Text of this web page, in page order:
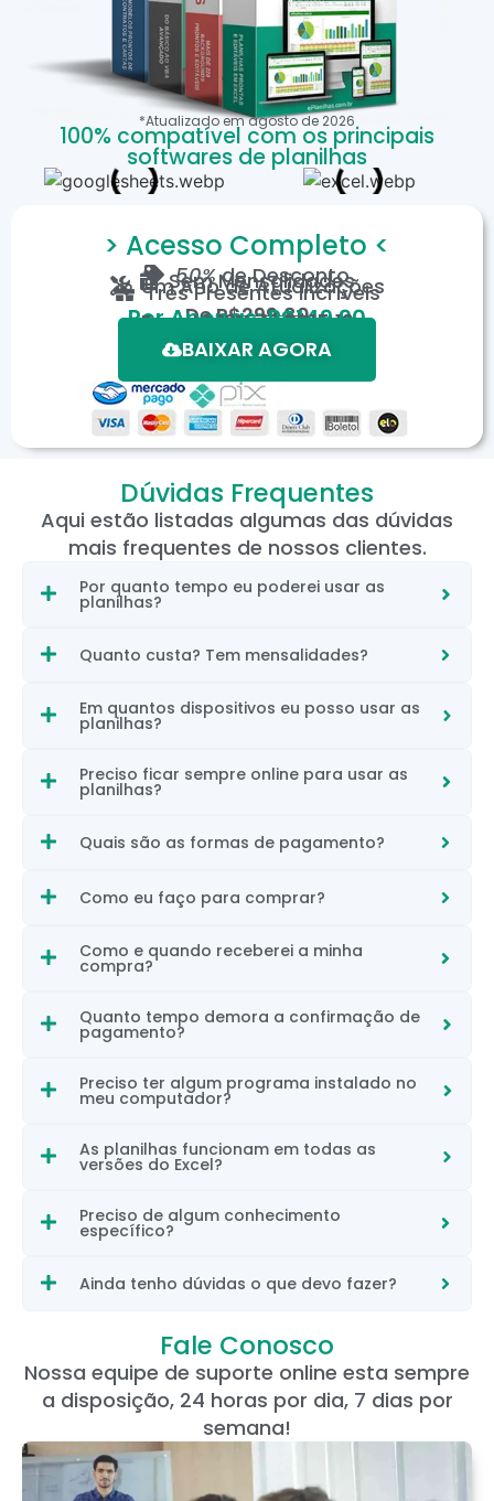
*Atualizado emagostode 2026
100% compatível com os principais
softwares de planilhas
> Acesso Completo <
50%de Desconto
Sem Mensalidades
Um Ano de Atualizações
Três Presentes Incríveis
DeR$299,80
Por Apenas: R$149,90
Em até 12X de R$15,19
*Oferta válida por tempo limitado.
BAIXAR AGORA
Dúvidas Frequentes
Aqui estão listadas algumas das dúvidas
mais frequentes de nossos clientes.
Por quanto tempo eu poderei usar as
planilhas?
Quanto custa? Tem mensalidades?
Em quantos dispositivos eu posso usar as
planilhas?
Preciso ficar sempre online para usar as
planilhas?
Quais são as formas de pagamento?
Como eu faço para comprar?
Como e quando receberei a minha
compra?
Quanto tempo demora a confirmação de
pagamento?
Preciso ter algum programa instalado no
meu computador?
As planilhas funcionam em todas as
versões do Excel?
Preciso de algum conhecimento
específico?
Ainda tenho dúvidas o que devo fazer?
Fale Conosco
Nossa equipe de suporte online esta sempre
a disposição, 24 horas por dia, 7 dias por
semana!